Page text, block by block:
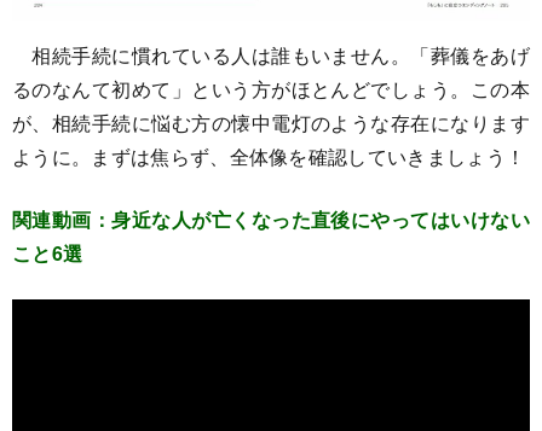
相続手続に慣れている人は誰もいません。「葬儀をあげ
るのなんて初めて」という方がほとんどでしょう。この本
が、相続手続に悩む方の懐中電灯のような存在になります
ように。まずは焦らず、全体像を確認していきましょう！
関連動画：身近な人が亡くなった直後にやってはいけない
こと6選